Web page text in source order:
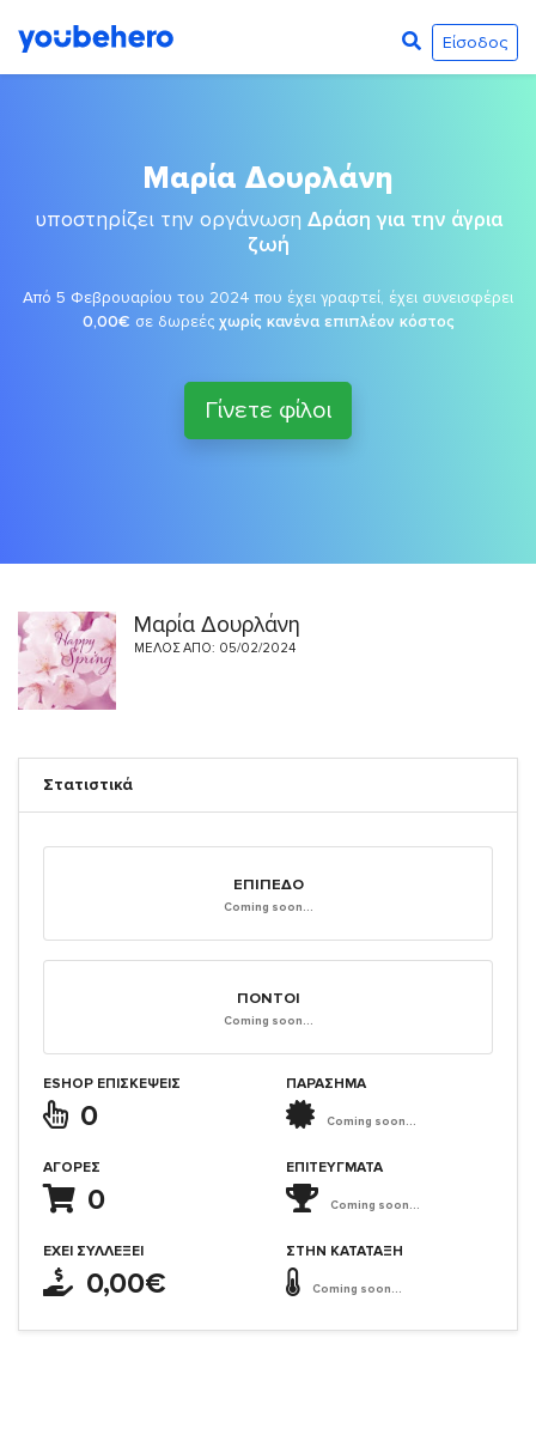
Είσοδος
Μαρία Δουρλάνη
υποστηρίζει την οργάνωση Δράση για την άγρια
ζωή
Από 5 Φεβρουαρίου του 2024 που έχει γραφτεί, έχει συνεισφέρει
0,00€ σε δωρεές χωρίς κανένα επιπλέον κόστος
Γίνετε φίλοι
Μαρία Δουρλάνη
ΜΈΛΟΣ ΑΠΌ: 05/02/2024
Στατιστικά
ΕΠΊΠΕΔΟ
Coming soon...
ΠΌΝΤΟΙ
Coming soon...
ESHOP ΕΠΙΣΚΈΨΕΙΣ
0
ΑΓΟΡΈΣ
0
ΈΧΕΙ ΣΥΛΛΈΞΕΙ
0,00€
ΠΑΡΑΣΗΜΑ
Coming soon...
ΕΠΙΤΕΎΓΜΑΤΑ
Coming soon...
ΣΤΗΝ ΚΑΤΆΤΑΞΗ
Coming soon...